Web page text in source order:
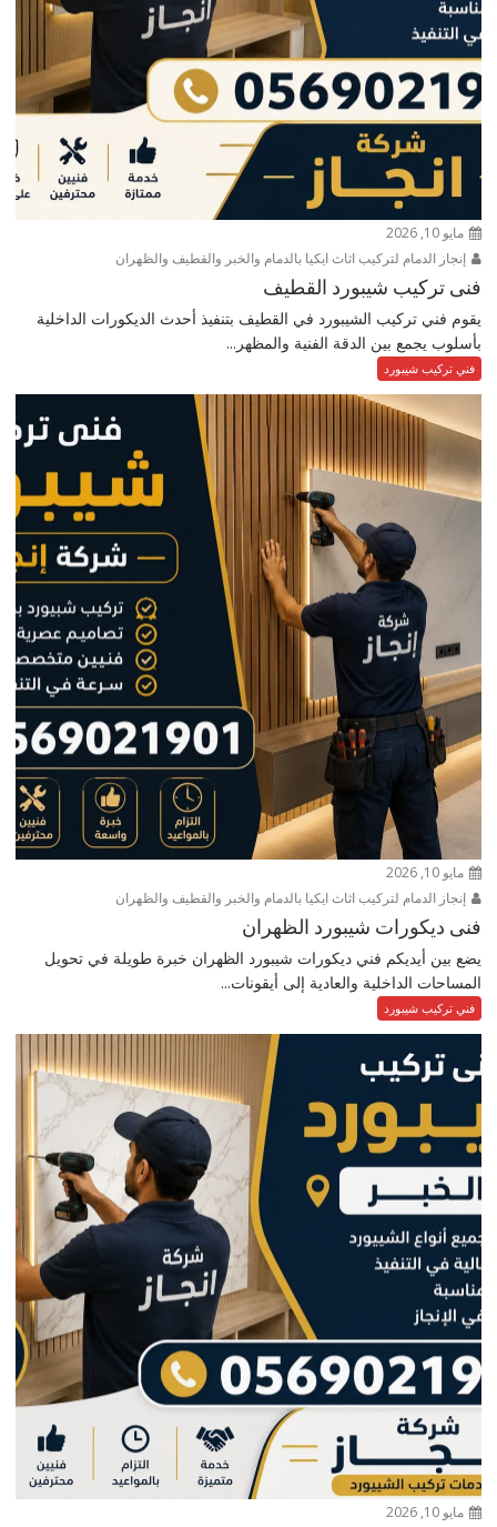
مايو 10, 2026
إنجاز الدمام لتركيب اثاث ايكيا بالدمام والخبر والقطيف والظهران
فنى تركيب شيبورد القطيف
يقوم فني تركيب الشيبورد في القطيف بتنفيذ أحدث الديكورات الداخلية
بأسلوب يجمع بين الدقة الفنية والمظهر...
فني تركيب شيبورد
مايو 10, 2026
إنجاز الدمام لتركيب اثاث ايكيا بالدمام والخبر والقطيف والظهران
فنى ديكورات شيبورد الظهران
يضع بين أيديكم فني ديكورات شيبورد الظهران خبرة طويلة في تحويل
المساحات الداخلية والعادية إلى أيقونات...
فني تركيب شيبورد
مايو 10, 2026